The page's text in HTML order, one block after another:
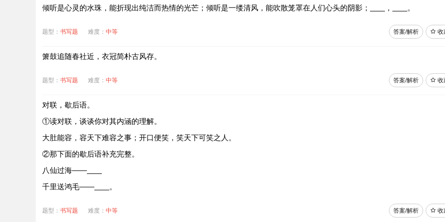
倾听是心灵的水珠，能折现出纯洁而热情的光芒；倾听是一缕清风，能吹散笼罩在人们心头的阴影；
， 。
题型： 书写题 难度： 中等 收
答案/解析
箫鼓追随春社近，衣冠简朴古风存。
题型： 书写题 难度： 中等 收
答案/解析
对联，歇后语。
①读对联，谈谈你对其内涵的理解。
大肚能容，容天下难容之事；开口便笑，笑天下可笑之人。
②那下面的歇后语补充完整。
八仙过海——
千里送鸿毛——
。
题型： 书写题 难度： 中等 收
答案/解析